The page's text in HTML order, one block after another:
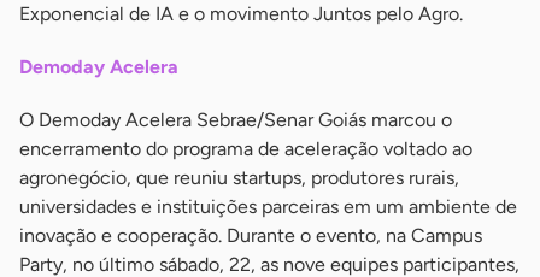
Exponencial de IA e o movimento Juntos pelo Agro.
Demoday Acelera
O Demoday Acelera Sebrae/Senar Goiás marcou o
encerramento do programa de aceleração voltado ao
agronegócio, que reuniu startups, produtores rurais,
universidades e instituições parceiras em um ambiente de
inovação e cooperação. Durante o evento, na Campus
Party, no último sábado, 22, as nove equipes participantes,